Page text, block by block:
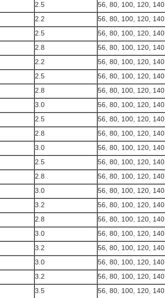
2.5
56, 80, 100, 120, 140
2.2
56, 80, 100, 120, 140
2.5
56, 80, 100, 120, 140
2.8
56, 80, 100, 120, 140
2.2
56, 80, 100, 120, 140
2.5
56, 80, 100, 120, 140
2.8
56, 80, 100, 120, 140
3.0
56, 80, 100, 120, 140
2.5
56, 80, 100, 120, 140
2.8
56, 80, 100, 120, 140
3.0
56, 80, 100, 120, 140
2.5
56, 80, 100, 120, 140
2.8
56, 80, 100, 120, 140
3.0
56, 80, 100, 120, 140
3.2
56, 80, 100, 120, 140
2.8
56, 80, 100, 120, 140
3.0
56, 80, 100, 120, 140
3.2
56, 80, 100, 120, 140
3.0
56, 80, 100, 120, 140
3.2
56, 80, 100, 120, 140
3.5
56, 80, 100, 120, 140